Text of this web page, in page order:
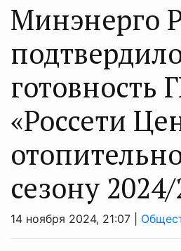
Минэнерго
готовность
«Россети
сезону
14 ноября 2024, 21:07 |